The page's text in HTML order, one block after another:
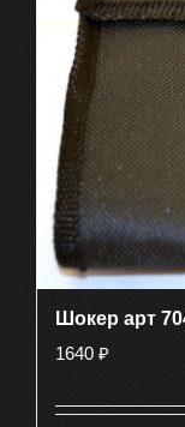
Шокер арт
1640 ₽